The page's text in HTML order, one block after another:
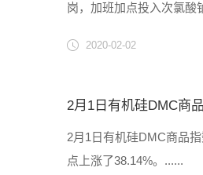
岗，加班加点投入次氯
2020-02-02
2月1日有机硅DMC商
2月1日有机硅DMC商品
点上涨了38.14%。......